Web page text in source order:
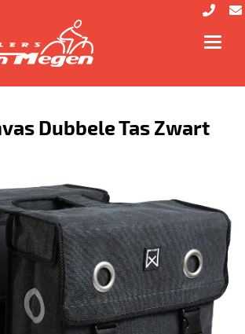
Dubbele Tas Zwart